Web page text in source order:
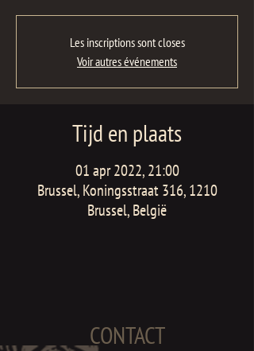
Les inscriptions sont closes
Voir autres événements
Tijd en plaats
01 apr 2022, 21:00
Brussel, Koningsstraat 316, 1210
Brussel, België
CONTACT